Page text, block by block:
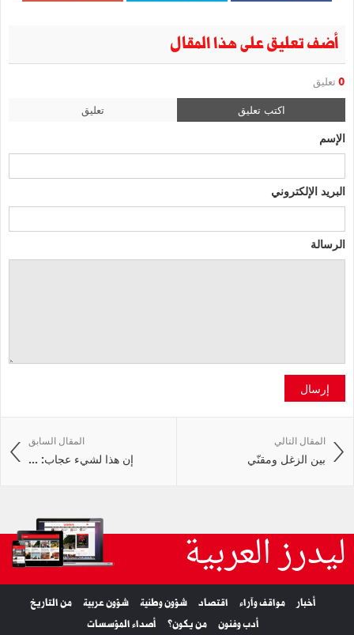
أضف تعليق على هذا المقال
0 تعليق
اكتب تعليق تعليق
الإسم
البريد الإلكتروني
الرسالة
إرسال
المقال السابق
إن هذا لشيء عجاب: ...
المقال التالي
بين الزغل ومقنّي
ليدرز العربية
أخبار مواقف وآراء اقتصاد شؤون وطنية شؤون عربية
من التاريخ
أدب وفنون
من يكون؟ أصداء المؤسسات